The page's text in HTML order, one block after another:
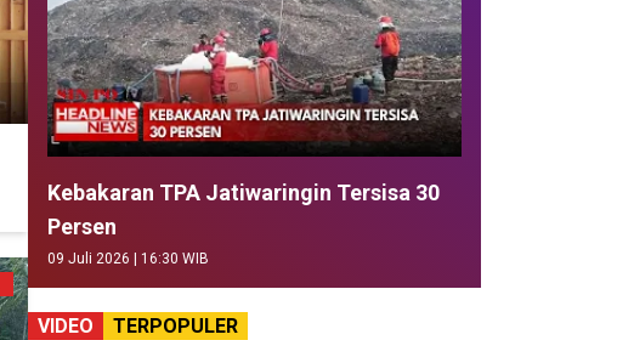
Kebakaran TPA Jatiwaringin Tersisa 30
Persen
09 Juli 2026 | 16:30 WIB
VIDEO TERPOPULER